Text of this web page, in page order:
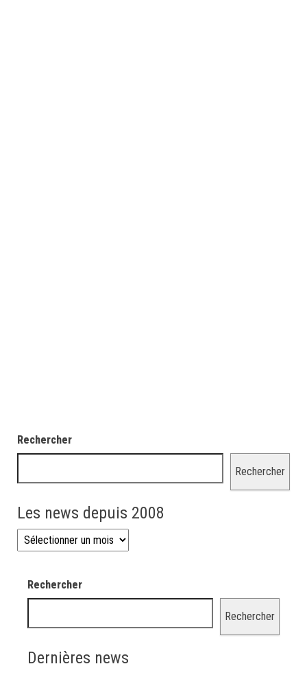
Rechercher
Rechercher
Les news depuis 2008
Les news depuis 2008
Rechercher
Rechercher
Dernières news